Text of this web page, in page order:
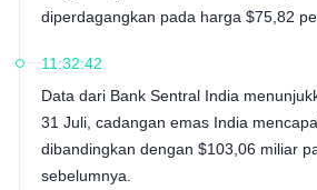
diperdagangkan pada harga $75,82
11:32:42
Data dari Bank Sentral India
31 Juli, cadangan emas India
dibandingkan dengan $103,06 miliar
sebelumnya.